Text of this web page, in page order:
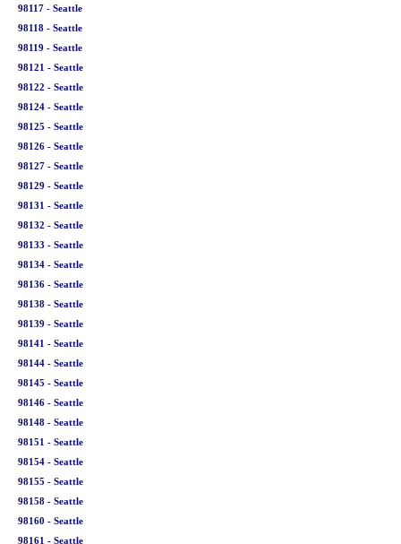
98117 - Seattle
98118 - Seattle
98119 - Seattle
98121 - Seattle
98122 - Seattle
98124 - Seattle
98125 - Seattle
98126 - Seattle
98127 - Seattle
98129 - Seattle
98131 - Seattle
98132 - Seattle
98133 - Seattle
98134 - Seattle
98136 - Seattle
98138 - Seattle
98139 - Seattle
98141 - Seattle
98144 - Seattle
98145 - Seattle
98146 - Seattle
98148 - Seattle
98151 - Seattle
98154 - Seattle
98155 - Seattle
98158 - Seattle
98160 - Seattle
98161 - Seattle